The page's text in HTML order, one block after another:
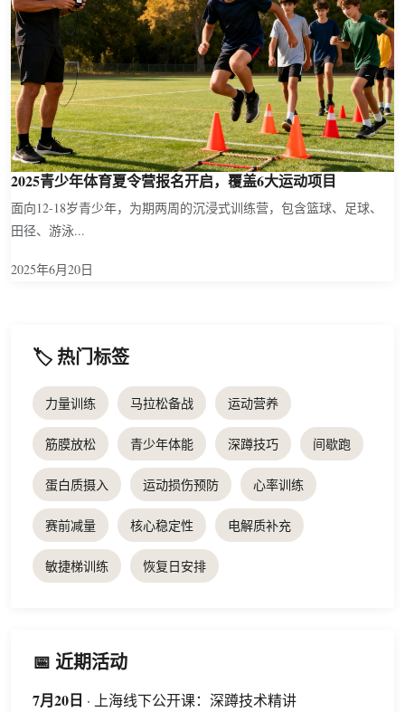
2025青少年体育夏令营报名开启，覆盖6大运动项目
面向12-18岁青少年，为期两周的沉浸式训练营，包含篮球、足球、
田径、游泳...
2025年6月20日
🏷️ 热门标签
力量训练 马拉松备战 运动营养
筋膜放松 青少年体能 深蹲技巧 间歇跑
蛋白质摄入 运动损伤预防 心率训练
赛前减量 核心稳定性 电解质补充
敏捷梯训练 恢复日安排
📅 近期活动
7月20日 · 上海线下公开课：深蹲技术精讲